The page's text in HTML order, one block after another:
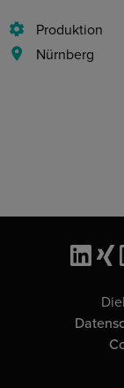
Produktion
Nürnberg